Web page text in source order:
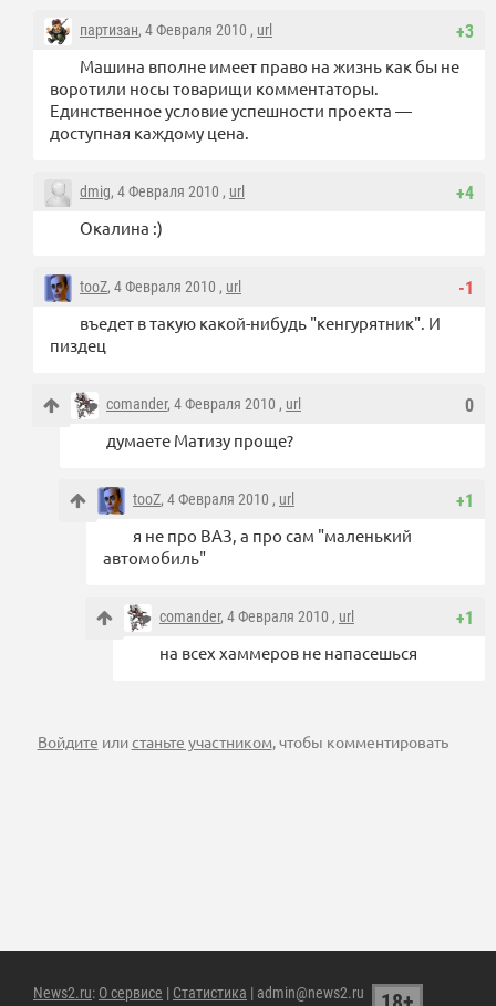
+3
партизан, 4 Февраля 2010 , url
Машина вполне имеет право на жизнь как бы не
воротили носы товарищи комментаторы.
Единственное условие успешности проекта —
доступная каждому цена.
+4
dmig, 4 Февраля 2010 , url
Окалина :)
-1
tooZ, 4 Февраля 2010 , url
въедет в такую какой-нибудь "кенгурятник". И
пиздец
0
comander, 4 Февраля 2010 , url
думаете Матизу проще?
+1
tooZ, 4 Февраля 2010 , url
я не про ВАЗ, а про сам "маленький
автомобиль"
+1
comander, 4 Февраля 2010 , url
на всех хаммеров не напасешься
Войдите илистаньте участником, чтобы комментировать
News2.ru: О сервисе | Статистика | admin@news2.ru